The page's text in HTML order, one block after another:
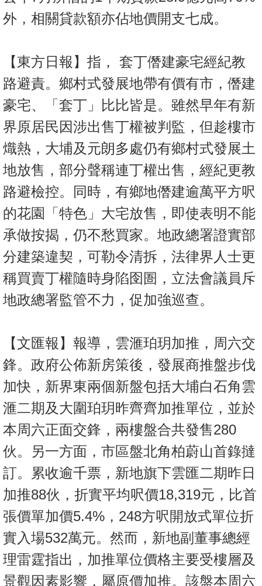
外，相關貸款額亦佔地價開支七成。
【東方日報】指， 套丁僭建豪宅經紀教
路避責。鄉村式發展地帶有價有市，僭建
豪宅、「套丁」比比皆是。雖然早年有新
界原居民因涉出售丁權被判監，但趁樓市
熾熱，大埔及元朗多處仍有鄉村式發展土
地放售，部分聲稱連丁權出售，經紀更教
路避檢控。同時，有鄉地僭建逾萬平方呎
的花園「特色」大宅放售，即使表明不能
承做按揭，仍不愁買家。地政總署證實部
分建築違契，可勒令清拆，法律界人士更
稱買賣丁權隨時身陷囹圄，立法會議員斥
地政總署監管不力，促加強巡查。
【文匯報】報導，雲滙珀玥加推，周六交
鋒。政府公佈新房策後，發展商推盤步伐
加快，新界東兩個新盤包括大埔白石角雲
滙二期及大圍珀玥昨齊齊加推單位，並於
本周六正面交鋒，兩樓盤合共發售280
伙。另一方面，市區盤北角柏蔚山首錄撻
訂。累收逾千票，新地旗下雲匯二期昨日
加推88伙，折實平均呎價18,319元，比首
張價單加價5.4%，248方呎開放式單位折
實入場532萬元。然而，新地副董事總經
理雷霆指出，加推單位價格主要受樓層及
景觀因素影響，屬原價加推。該盤本周六